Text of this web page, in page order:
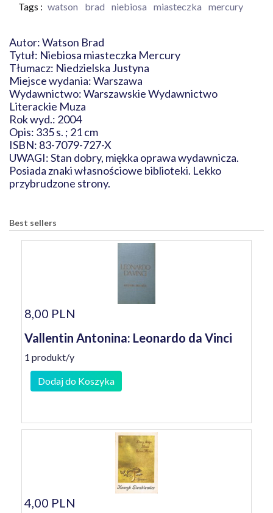
Tags : watson brad niebiosa miasteczka mercury
Autor: Watson Brad
Tytuł: Niebiosa miasteczka Mercury
Tłumacz: Niedzielska Justyna
Miejsce wydania: Warszawa
Wydawnictwo: Warszawskie Wydawnictwo
Literackie Muza
Rok wyd.: 2004
Opis: 335 s. ; 21 cm
ISBN: 83-7079-727-X
UWAGI: Stan dobry, miękka oprawa wydawnicza.
Posiada znaki własnościowe biblioteki. Lekko
przybrudzone strony.
Best sellers
8,00 PLN
Vallentin Antonina: Leonardo da Vinci
1 produkt/y
Dodaj do Koszyka
4,00 PLN